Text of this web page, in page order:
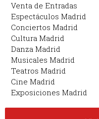
Venta de Entradas
Espectáculos Madrid
Conciertos Madrid
Cultura Madrid
Danza Madrid
Musicales Madrid
Teatros Madrid
Cine Madrid
Exposiciones Madrid